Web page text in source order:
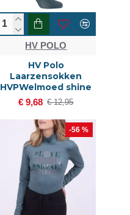
HV POLO
HV Polo
Laarzensokken
HVPWelmoed shine
€ 9,68 € 12,95
-56 %